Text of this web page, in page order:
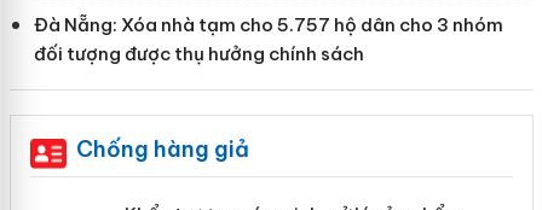
Đà Nẵng: Xóa nhà tạm cho 5.757 hộ dân cho 3 nhóm
đối tượng được thụ hưởng chính sách
Chống hàng giả